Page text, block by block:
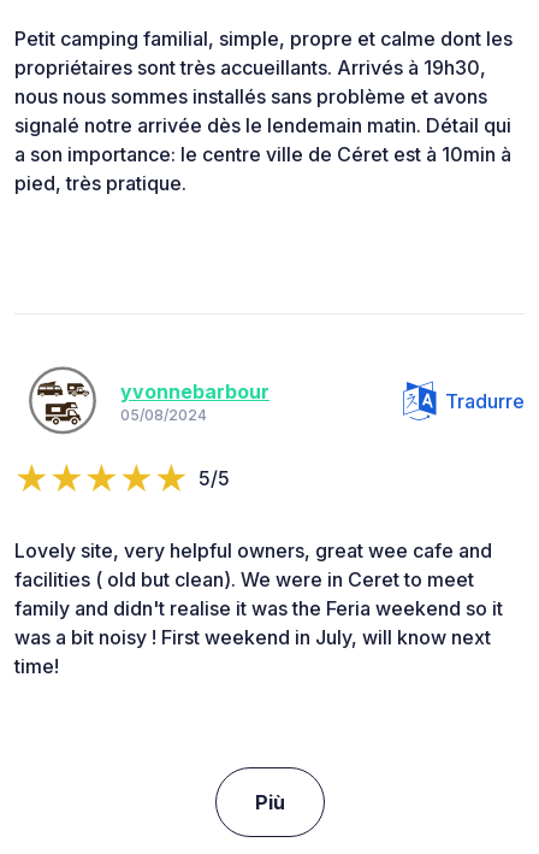
Petit camping familial, simple, propre et calme dont les
propriétaires sont très accueillants. Arrivés à 19h30,
nous nous sommes installés sans problème et avons
signalé notre arrivée dès le lendemain matin. Détail qui
a son importance: le centre ville de Céret est à 10min à
pied, très pratique.
yvonnebarbour
05/08/2024
Tradurre
5/5
Lovely site, very helpful owners, great wee cafe and
facilities ( old but clean). We were in Ceret to meet
family and didn't realise it was the Feria weekend so it
was a bit noisy ! First weekend in July, will know next
time!
Più